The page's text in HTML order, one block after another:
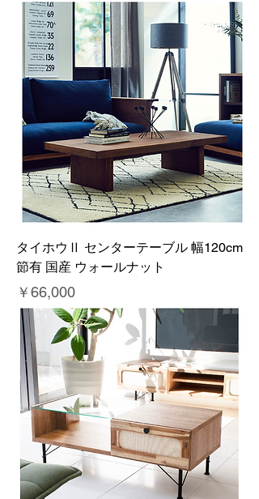
タイホウⅡ センターテーブル 幅120cm
節有 国産 ウォールナット
価格
￥66,000